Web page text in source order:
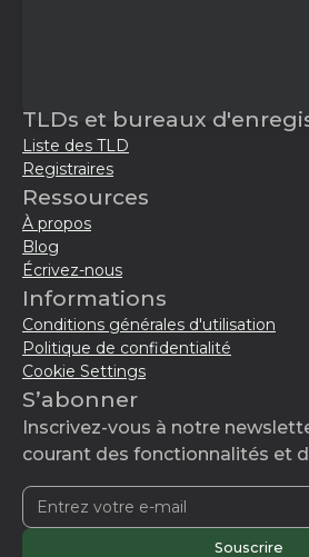
TLDs et bureaux
Liste des TLD
Registraires
Ressources
À propos
Blog
Écrivez-nous
Informations
Conditions générales d'utilisation
Politique de confidentialité
Cookie Settings
S’abonner
Inscrivez-vous à notre
courant des fonctionnalités et